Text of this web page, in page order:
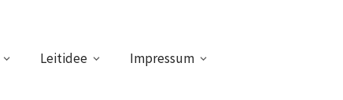
Leitidee Impressum